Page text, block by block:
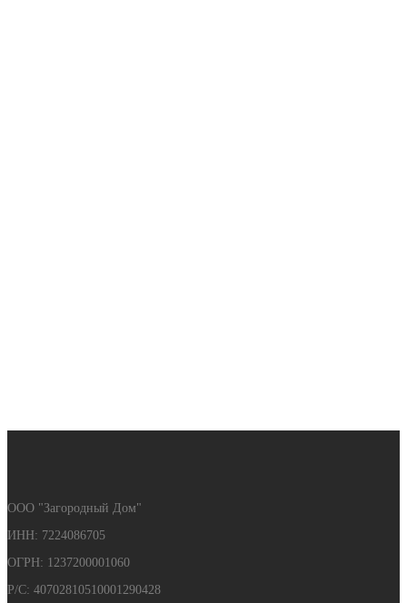
ООО "Загородный Дом"
ИНН: 7224086705
ОГРН: 1237200001060
Р/С: 40702810510001290428